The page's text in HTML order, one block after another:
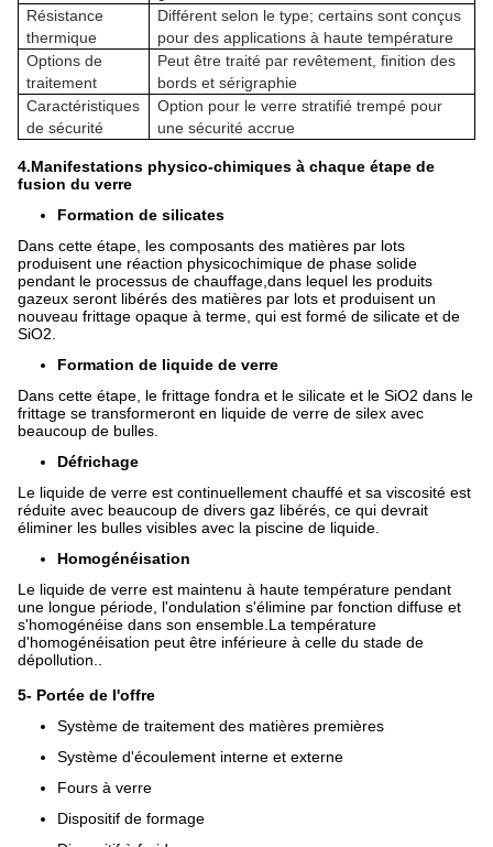
Résistance
thermique
Différent selon le type; certains sont conçus
pour des applications à haute température
Options de
traitement
Peut être traité par revêtement, finition des
bords et sérigraphie
Caractéristiques
de sécurité
Option pour le verre stratifié trempé pour
une sécurité accrue
4.Manifestations physico-chimiques à chaque étape de
fusion du verre
Formation de silicates
Dans cette étape, les composants des matières par lots
produisent une réaction physicochimique de phase solide
pendant le processus de chauffage,dans lequel les produits
gazeux seront libérés des matières par lots et produisent un
nouveau frittage opaque à terme, qui est formé de silicate et de
SiO2.
Formation de liquide de verre
Dans cette étape, le frittage fondra et le silicate et le SiO2 dans le
frittage se transformeront en liquide de verre de silex avec
beaucoup de bulles.
Défrichage
Le liquide de verre est continuellement chauffé et sa viscosité est
réduite avec beaucoup de divers gaz libérés, ce qui devrait
éliminer les bulles visibles avec la piscine de liquide.
Homogénéisation
Le liquide de verre est maintenu à haute température pendant
une longue période, l'ondulation s'élimine par fonction diffuse et
s'homogénéise dans son ensemble.La température
d'homogénéisation peut être inférieure à celle du stade de
dépollution..
5- Portée de l'offre
Système de traitement des matières premières
Système d'écoulement interne et externe
Fours à verre
Dispositif de formage